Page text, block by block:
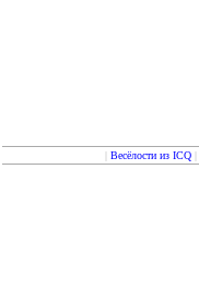
Весёлости из ICQ|